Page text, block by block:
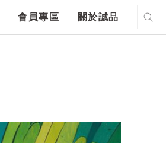
會員專區 關於誠品